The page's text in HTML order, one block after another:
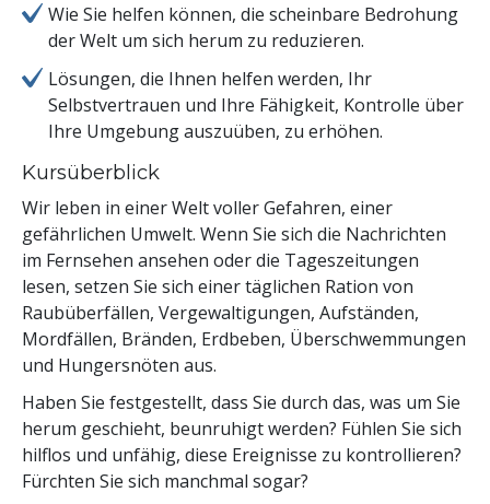
Wie Sie helfen können, die scheinbare Bedrohung
der Welt um sich herum zu reduzieren.
Lösungen, die Ihnen helfen werden, Ihr
Selbstvertrauen und Ihre Fähigkeit, Kontrolle über
Ihre Umgebung auszuüben, zu erhöhen.
Kursüberblick
Wir leben in einer Welt voller Gefahren, einer
gefährlichen Umwelt. Wenn Sie sich die Nachrichten
im Fernsehen ansehen oder die Tageszeitungen
lesen, setzen Sie sich einer täglichen Ration von
Raubüberfällen, Vergewaltigungen, Aufständen,
Mordfällen, Bränden, Erdbeben, Überschwemmungen
und Hungersnöten aus.
Haben Sie festgestellt, dass Sie durch das, was um Sie
herum geschieht, beunruhigt werden? Fühlen Sie sich
hilflos und unfähig, diese Ereignisse zu kontrollieren?
Fürchten Sie sich manchmal sogar?